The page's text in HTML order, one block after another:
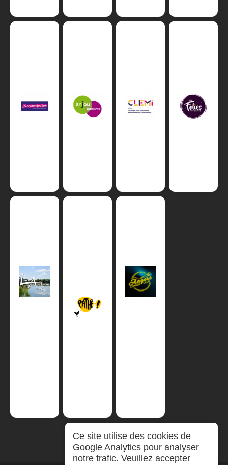
Ce site utilise des cookies de
Google Analytics pour analyser
notre trafic. Veuillez accepter